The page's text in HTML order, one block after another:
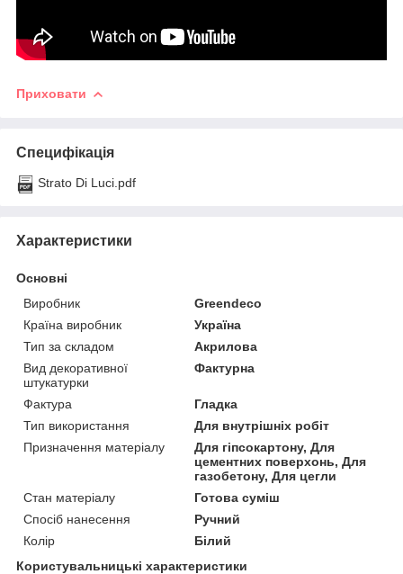
Приховати
Специфікація
Strato Di Luci.pdf
Характеристики
Основні
Виробник
Greendeco
Країна виробник
Україна
Тип за складом
Акрилова
Вид декоративної
штукатурки
Фактурна
Фактура
Гладка
Тип використання
Для внутрішніх робіт
Призначення матеріалу
Для гіпсокартону, Для
цементних поверхонь, Для
газобетону, Для цегли
Стан матеріалу
Готова суміш
Спосіб нанесення
Ручний
Колір
Білий
Користувальницькі характеристики